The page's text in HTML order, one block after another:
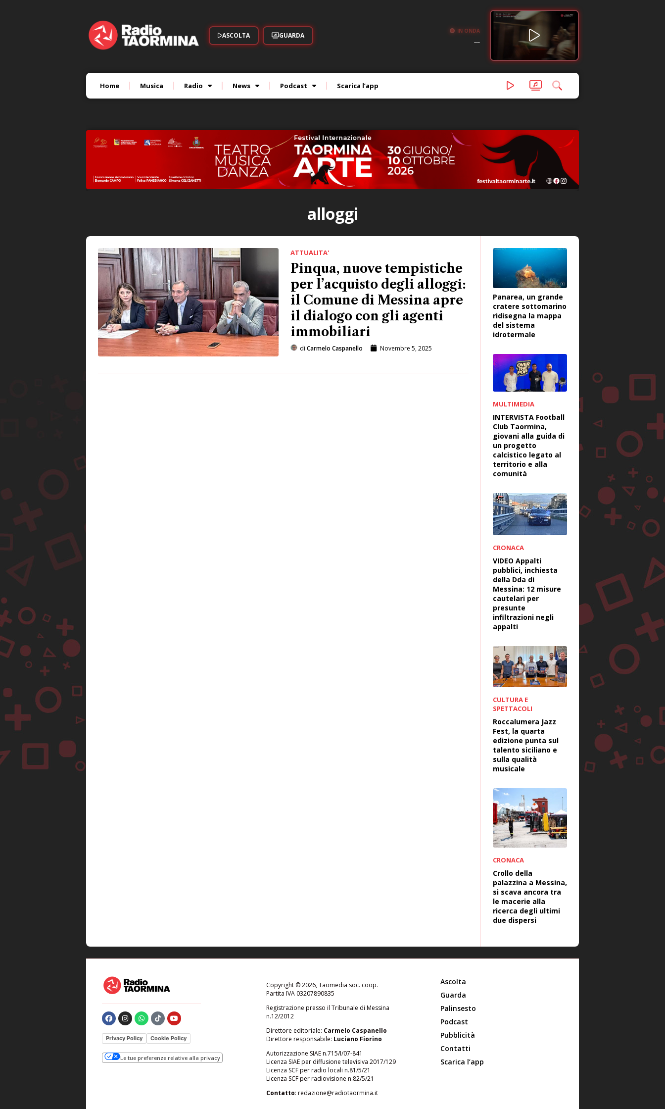
ASCOLTA GUARDA
IN ONDA
...
Home Musica Radio News Podcast Scarica l’app
alloggi
ATTUALITA'
Pinqua, nuove tempistiche
per l’acquisto degli alloggi:
il Comune di Messina apre
il dialogo con gli agenti
immobiliari
di Carmelo Caspanello Novembre 5, 2025
Panarea, un grande
cratere sottomarino
ridisegna la mappa
del sistema
idrotermale
MULTIMEDIA
INTERVISTA Football
Club Taormina,
giovani alla guida di
un progetto
calcistico legato al
territorio e alla
comunità
CRONACA
VIDEO Appalti
pubblici, inchiesta
della Dda di
Messina: 12 misure
cautelari per
presunte
infiltrazioni negli
appalti
CULTURA E
SPETTACOLI
Roccalumera Jazz
Fest, la quarta
edizione punta sul
talento siciliano e
sulla qualità
musicale
CRONACA
Crollo della
palazzina a Messina,
si scava ancora tra
le macerie alla
ricerca degli ultimi
due dispersi
Privacy Policy Cookie Policy
Le tue preferenze relative alla privacy
Copyright © 2026, Taomedia soc. coop.
Partita IVA 03207890835
Registrazione presso il Tribunale di Messina
n.12/2012
Direttore editoriale: Carmelo Caspanello
Direttore responsabile: Luciano Fiorino
Autorizzazione SIAE n.715/I/07-841
Licenza SIAE per diffusione televisiva 2017/129
Licenza SCF per radio locali n.81/5/21
Licenza SCF per radiovisione n.82/5/21
Contatto: redazione@radiotaormina.it
Ascolta
Guarda
Palinsesto
Podcast
Pubblicità
Contatti
Scarica l’app